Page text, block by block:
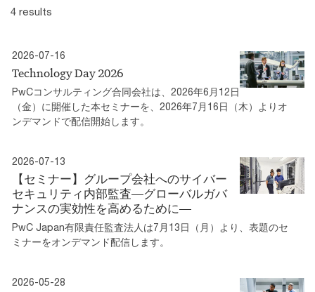
4 results
2026-07-16
Technology Day 2026
PwCコンサルティング合同会社は、2026年6月12日
（金）に開催した本セミナーを、2026年7月16日（木）よりオ
ンデマンドで配信開始します。
2026-07-13
【セミナー】グループ会社へのサイバー
セキュリティ内部監査―グローバルガバ
ナンスの実効性を高めるために―
PwC Japan有限責任監査法人は7月13日（月）より、表題のセ
ミナーをオンデマンド配信します。
2026-05-28